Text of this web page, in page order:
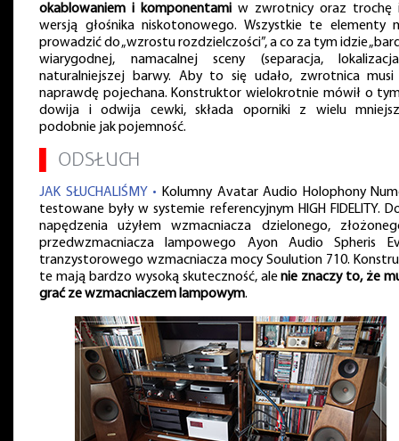
okablowaniem i komponentami w zwrotnicy oraz trochę
wersją głośnika niskotonowego. Wszystkie te elementy
prowadzić do „wzrostu rozdzielczości”, a co za tym idzie
wiarygodnej, namacalnej sceny (separacja,
naturalniejszej barwy. Aby to się udało, zwrotnica musi
naprawdę pojechana. Konstruktor wielokrotnie mówił o
dowija i odwija cewki, składa oporniki z wielu
podobnie jak pojemność.
ODSŁUCH
JAK SŁUCHALIŚMY • Kolumny Avatar Audio Holophony
testowane były w systemie referencyjnym HIGH FIDELITY.
napędzenia użyłem wzmacniacza dzielonego,
przedwzmacniacza lampowego Ayon Audio Spheris
tranzystorowego wzmacniacza mocy Soulution 710.
te mają bardzo wysoką skuteczność, alenie znaczy to, że
grać ze wzmacniaczem lampowym.